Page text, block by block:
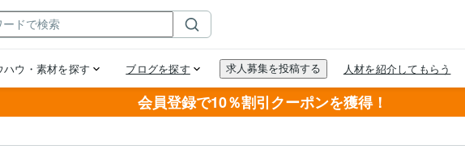
会員登録で10％割引クーポンを獲得！